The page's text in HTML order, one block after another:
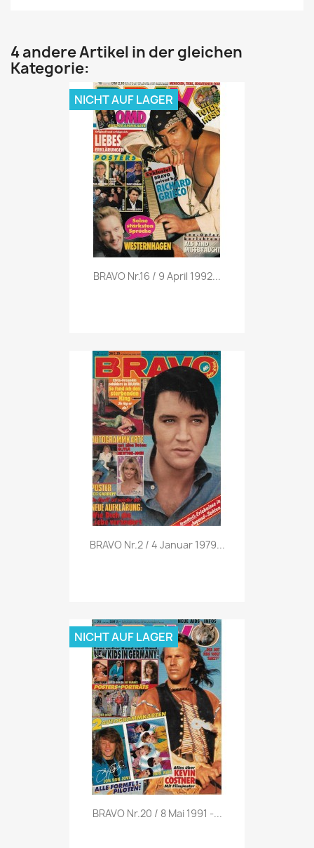
4 andere Artikel in der gleichen
Kategorie:
Vorschau
BRAVO Nr.16 / 9 April 1992...
NICHT AUF LAGER
Vorschau
BRAVO Nr.2 / 4 Januar 1979...
Vorschau
BRAVO Nr.20 / 8 Mai 1991 -...
NICHT AUF LAGER